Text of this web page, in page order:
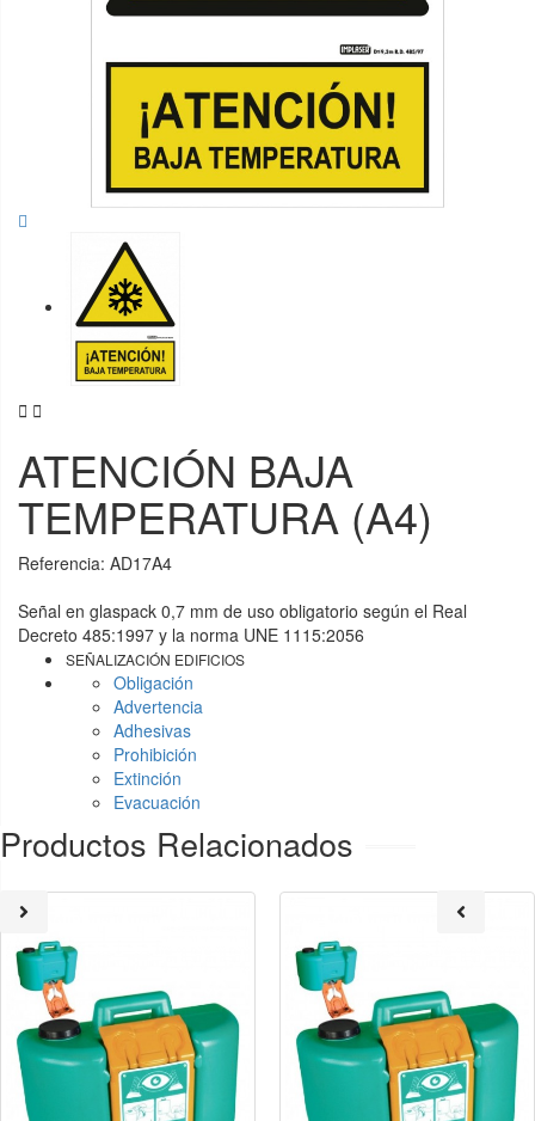
 
ATENCIÓN BAJA
TEMPERATURA (A4)
Referencia: AD17A4
Señal en glaspack 0,7 mm de uso obligatorio según el Real
Decreto 485:1997 y la norma UNE 1115:2056
SEÑALIZACIÓN EDIFICIOS
Obligación
Advertencia
Adhesivas
Prohibición
Extinción
Evacuación
Productos Relacionados